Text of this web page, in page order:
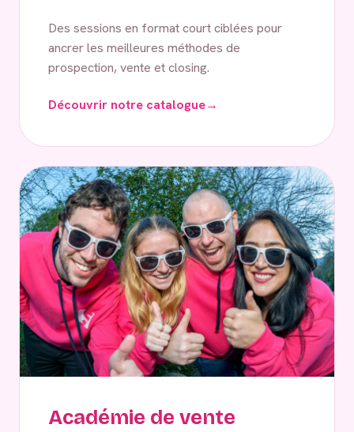
Des sessions en format court ciblées pour
ancrer les meilleures méthodes de
prospection, vente et closing.
Découvrir notre catalogue→
Académie de vente